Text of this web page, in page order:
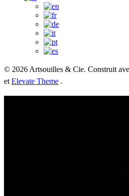
© 2026 Artsouilles & Cie. Construit
et Elevate Theme .